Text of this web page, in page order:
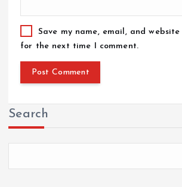
Save my name, email, and
for the next time I comment.
Search